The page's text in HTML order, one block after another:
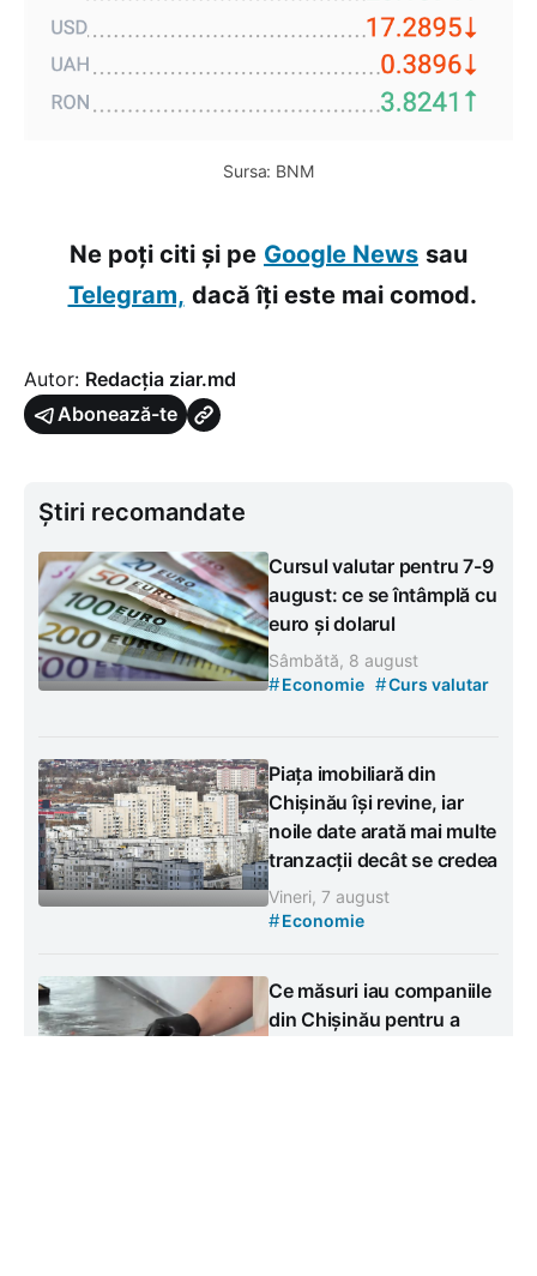
Sursa: BNM
Ne poți citi și pe Google News sau
Telegram, dacă îți este mai comod.
Autor: Redacția ziar.md
Abonează-te
Știri recomandate
Cursul valutar pentru 7-9
august: ce se întâmplă cu
euro și dolarul
Sâmbătă, 8 august
#Economie #Curs valutar
Piața imobiliară din
Chișinău își revine, iar
noile date arată mai multe
tranzacții decât se credea
Vineri, 7 august
#Economie
Ce măsuri iau companiile
din Chișinău pentru a